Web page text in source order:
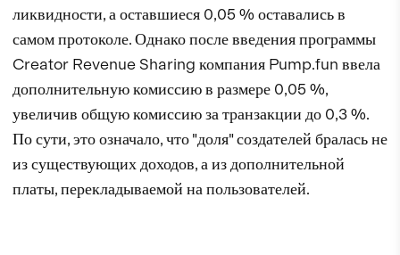
ликвидности, а оставшиеся 0,05 % оставались в
самом протоколе. Однако после введения программы
Creator Revenue Sharing компания Pump.fun ввела
дополнительную комиссию в размере 0,05 %,
увеличив общую комиссию за транзакции до 0,3 %.
По сути, это означало, что "доля" создателей бралась не
из существующих доходов, а из дополнительной
платы, перекладываемой на пользователей.